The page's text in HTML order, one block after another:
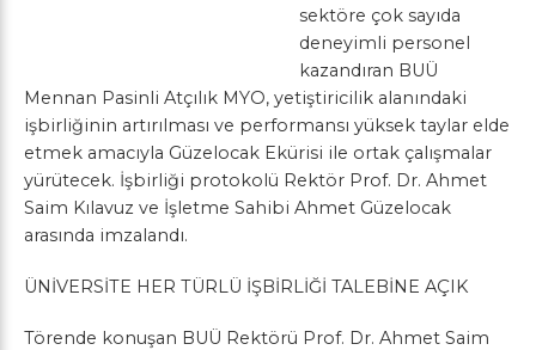
sektöre çok sayıda
deneyimli personel
kazandıran BUÜ
Mennan Pasinli Atçılık MYO, yetiştiricilik alanındaki
işbirliğinin artırılması ve performansı yüksek taylar elde
etmek amacıyla Güzelocak Ekürisi ile ortak çalışmalar
yürütecek. İşbirliği protokolü Rektör Prof. Dr. Ahmet
Saim Kılavuz ve İşletme Sahibi Ahmet Güzelocak
arasında imzalandı.
ÜNİVERSİTE HER TÜRLÜ İŞBİRLİĞİ TALEBİNE AÇIK
Törende konuşan BUÜ Rektörü Prof. Dr. Ahmet Saim